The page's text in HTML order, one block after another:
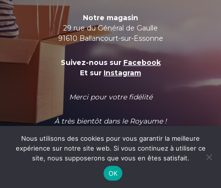
Notre magasin
29 rue du Général de Gaulle
91610 Ballancourt-sur-Essonne
Suivez-nous sur Facebook
Et sur Instagram
Merci pour votre fidélité
À très bientôt dans le Royaume !
Nous utilisons des cookies pour vous garantir la meilleure
expérience sur notre site web. Si vous continuez à utiliser ce
site, nous supposerons que vous en êtes satisfait.
OK